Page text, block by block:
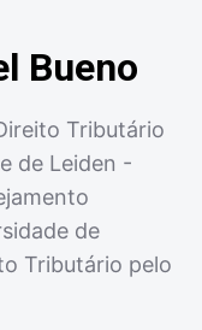
Bueno
Tributário
de Leiden -
de
Tributário pelo